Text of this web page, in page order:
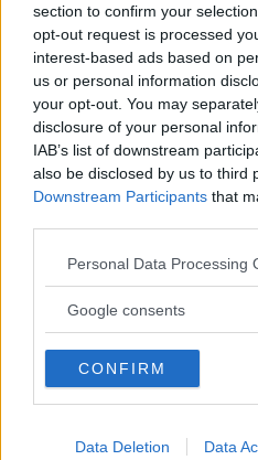
section to confirm your
opt-out request is processed
interest-based ads based on
us or personal information
your opt-out. You may
disclosure of your personal
IAB’s list of downstream
also be disclosed by us to third
Downstream Participants that
Please note that this website/
not limited to your visit or
use your data for below
consent section.
Personal Data Processing
Google consents
CONFIRM
Data Deletion Data